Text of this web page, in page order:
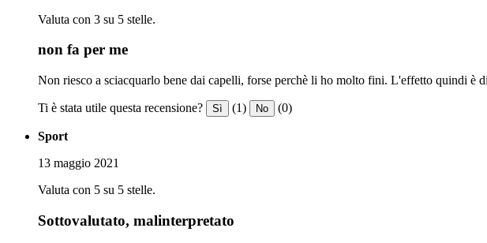
Valuta con 3 su 5 stelle.
non fa per me
Non riesco a sciacquarlo bene dai capelli, forse perchè li ho molto fini. L'effetto quindi è
Ti è stata utile questa recensione? Sì (1) No (0)
Sport
13 maggio 2021
Valuta con 5 su 5 stelle.
Sottovalutato, malinterpretato